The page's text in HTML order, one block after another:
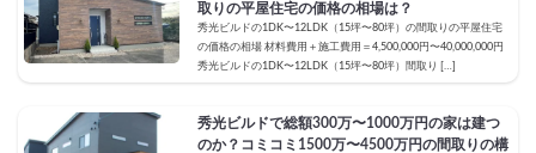
取りの平屋住宅の価格の相場は？
秀光ビルドの1DK〜12LDK（15坪〜80坪）の間取りの平屋住宅
の価格の相場 材料費用＋施工費用＝4,500,000円〜40,000,000円
秀光ビルドの1DK〜12LDK（15坪〜80坪）間取り […]
秀光ビルドで総額300万〜1000万円の家は建つ
のか？コミコミ1500万〜4500万円の間取りの構